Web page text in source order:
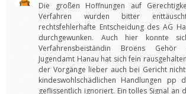
Die großen Hoffnungen auf
Verfahren wurden bitter
rechtsfehlerhafte Entscheidung des AG
durchgewunken. Auch hier konnte
Verfahrensbeiständin Broens Gehör
Jugendamt Hanau hat sich fein
der Vorgänge lieber auch bei Gericht
kindeswohlschädlichen Handlungen pp
geflissentlich ignoriert. Ein tolles Signal an